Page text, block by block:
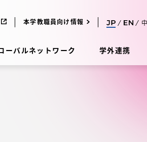
ーバルネットワーク 学外連携
本学教職員向け情報